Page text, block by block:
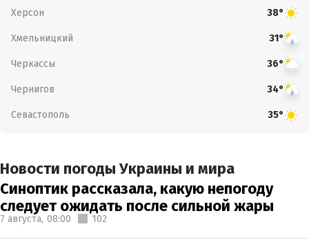
Херсон 38°
Хмельницкий 31°
Черкассы 36°
Чернигов 34°
Севастополь 35°
Новости погоды Украины и мира
Синоптик рассказала, какую непогоду
следует ожидать после сильной жары
7 августа, 08:00 102